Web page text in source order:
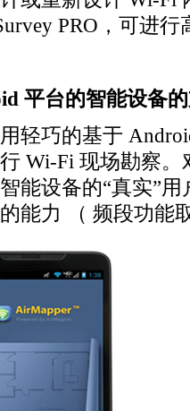
PRO，可进行
平台的智能设备
轻巧的基于
Wi-Fi 现场勘察
能设备的“真实”
能力 （ 频段功能